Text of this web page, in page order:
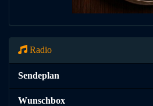
Radio
Sendeplan
Wunschbox